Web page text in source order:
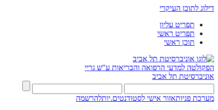
דילוג לתוכן העיקרי
תפריט עליון
תפריט ראשי
תוכן ראשי
הפקולטה למדעי הרפואה והבריאות ע"ש גריי
אוניברסיטת תל אביב
מערכת פניותאזור אישי לסטודנטים.יותלהרשמה